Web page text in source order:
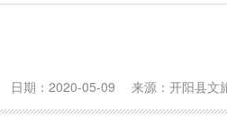
日期：2020-05-09 来源：开阳县